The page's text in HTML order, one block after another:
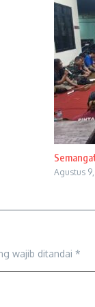
Agustus
wajib ditandai *